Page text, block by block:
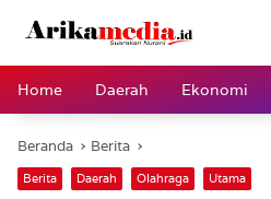
Home
Daerah Ekonomi
Beranda Berita
Berita Daerah Olahraga Utama